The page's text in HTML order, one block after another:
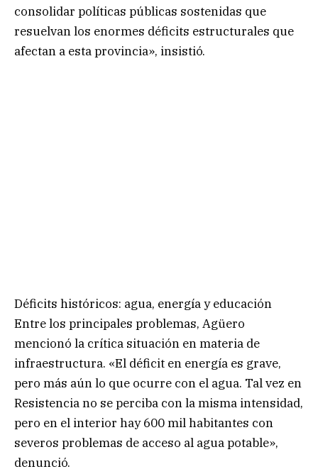
consolidar políticas públicas sostenidas que
resuelvan los enormes déficits estructurales que
afectan a esta provincia», insistió.
Déficits históricos: agua, energía y educación
Entre los principales problemas, Agüero
mencionó la crítica situación en materia de
infraestructura. «El déficit en energía es grave,
pero más aún lo que ocurre con el agua. Tal vez en
Resistencia no se perciba con la misma intensidad,
pero en el interior hay 600 mil habitantes con
severos problemas de acceso al agua potable»,
denunció.